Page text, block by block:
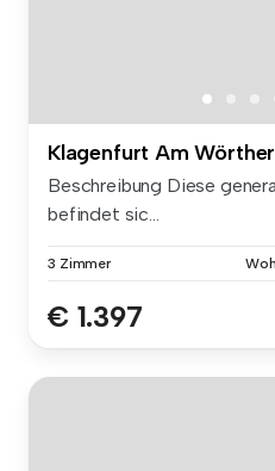
Klagenfurt Am
Beschreibung Diese
befindet sic...
3 Zimmer
€ 1.397